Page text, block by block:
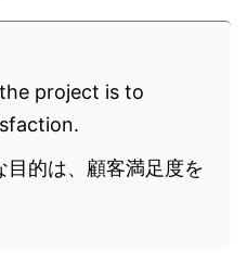
project is to
目的は、顧客満足度を